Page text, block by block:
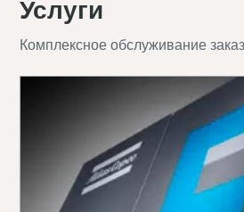
Услуги
Комплексное обслуживание